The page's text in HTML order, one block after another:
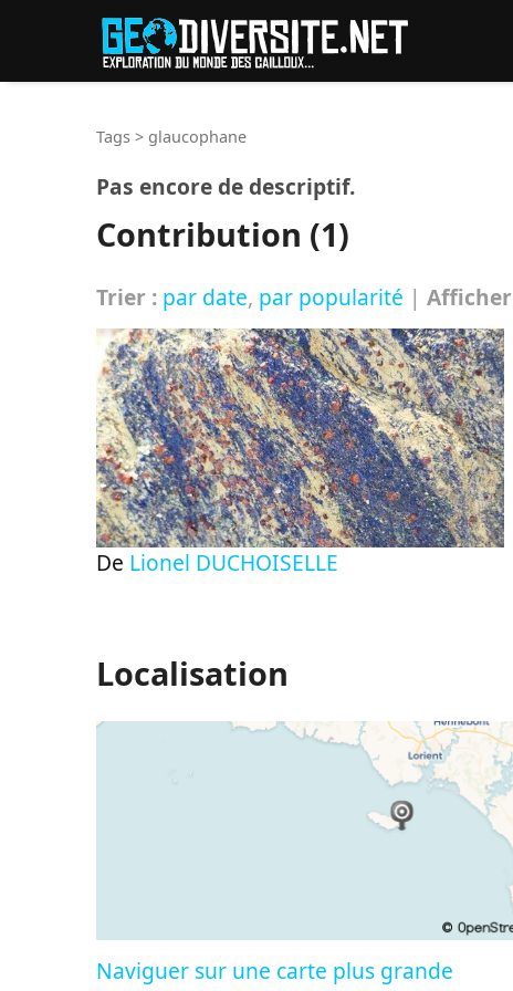
Tags > glaucophane
Pas encore de descriptif.
Contribution (1)
Trier : par date, par popularité | Afficher
De Lionel DUCHOISELLE
Localisation
Naviguer sur une carte plus grande